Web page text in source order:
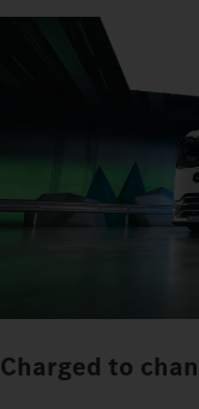
Charged to